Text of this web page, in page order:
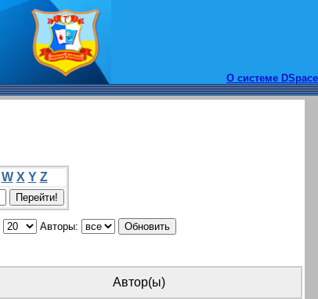
О системе DSpace
W X Y Z
Авторы:
Автор(ы)